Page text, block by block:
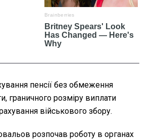
пенсії без обмеження
граничного розміру виплати
військового збору.
розпочав роботу в органах